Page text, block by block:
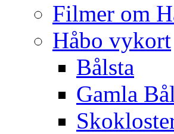
Filmer om
Håbo vykort
Bålsta
Gamla